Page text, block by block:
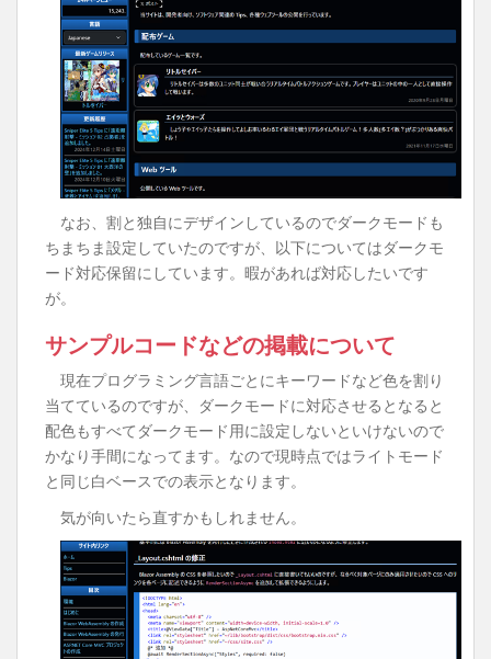
なお、割と独自にデザインしているのでダークモードも
ちまちま設定していたのですが、以下についてはダークモ
ード対応保留にしています。暇があれば対応したいです
が。
サンプルコードなどの掲載について
現在プログラミング言語ごとにキーワードなど色を割り
当てているのですが、ダークモードに対応させるとなると
配色もすべてダークモード用に設定しないといけないので
かなり手間になってます。なので現時点ではライトモード
と同じ白ベースでの表示となります。
気が向いたら直すかもしれません。